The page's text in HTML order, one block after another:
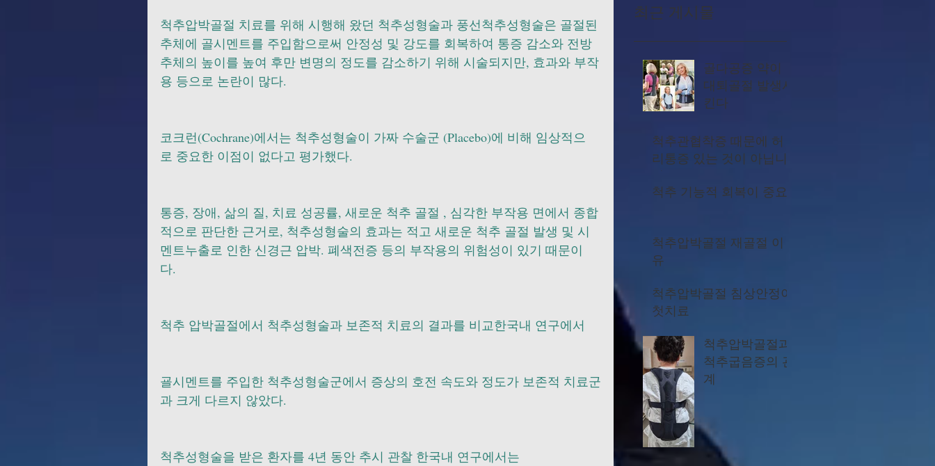
척추압박골절 치료를 위해 시행해 왔던 척추성형술과 풍선척추성형술은 골절된
추체에 골시멘트를 주입함으로써 안정성 및 강도를 회복하여 통증 감소와 전방
추체의 높이를 높여 후만 변명의 정도를 감소하기 위해 시술되지만, 효과와 부작
용 등으로 논란이 많다.
코크런(Cochrane)에서는 척추성형술이 가짜 수술군 (Placebo)에 비해 임상적으
로 중요한 이점이 없다고 평가했다.
통증, 장애, 삶의 질, 치료 성공률, 새로운 척추 골절 , 심각한 부작용 면에서 종합
적으로 판단한 근거로, 척추성형술의 효과는 적고 새로운 척추 골절 발생 및 시
멘트누출로 인한 신경근 압박. 폐색전증 등의 부작용의 위험성이 있기 때문이
다.
척추 압박골절에서 척추성형술과 보존적 치료의 결과를 비교한국내 연구에서
굘시멘트를 주입한 척추성형술군에서 증상의 호전 속도와 정도가 보존적 치료군
과 크게 다르지 않았다.
척추성형술을 받은 환자를 4년 동안 추시 관찰 한국내 연구에서는
최근 게시물
골다공증 약이
대퇴골절 발생시
킨다
척추관협착증 때문에 허
리통증 있는 것이 아닙니
척추 기능적 회복이 중요
척추압박골절 재골절 이
유
척추압박골절 침상안정이
첫치료
척추압박골절과
척추굽음증의 관
계